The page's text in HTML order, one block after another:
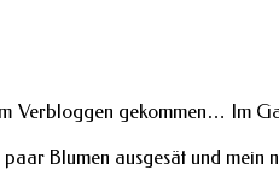
Verbloggen gekommen… Im
Blumen ausgesät und mein